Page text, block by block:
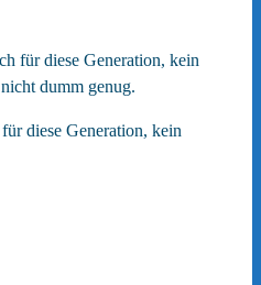
diese Generation, kein